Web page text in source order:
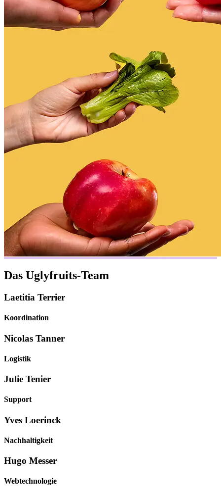
Das Uglyfruits-Team
Laetitia Terrier
Koordination
Nicolas Tanner
Logistik
Julie Tenier
Support
Yves Loerinck
Nachhaltigkeit
Hugo Messer
Webtechnologie